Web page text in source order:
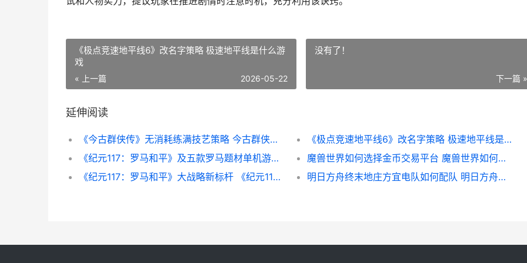
《极点竞速地平线6》改名字策略 极速地平线是什么游
戏
« 上一篇 2026-05-22
没有了！
下一篇 »
延伸阅读
《今古群侠传》无消耗练满技艺策略 今古群侠传千年猪参草
《极点竞速地平线6》改名字策略 极速地平线是什么游戏
《纪元117：罗马和平》及五款罗马题材单机游戏主推 《纪元117:罗马和平》
魔兽世界如何选择金币交易平台 魔兽世界如何选时光服
《纪元117：罗马和平》大战略新标杆 《纪元117:罗马和平》奇迹之主
明日方舟终末地庄方宜电队如何配队 明日方舟终末地下载入口